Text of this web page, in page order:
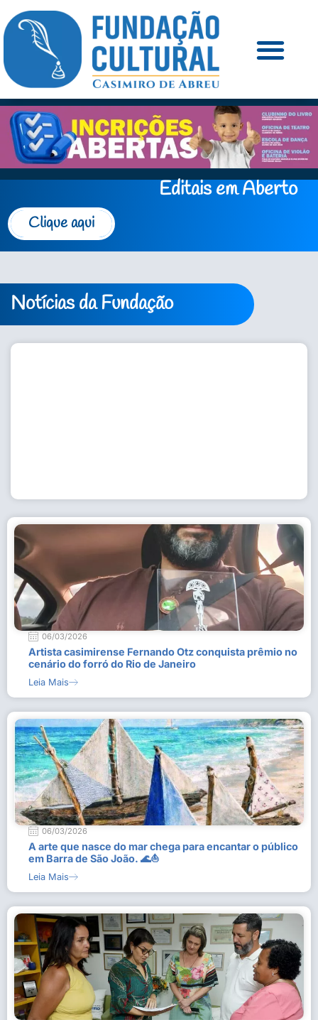
Editais em Aberto
Clique aqui
Notícias da Fundação
06/03/2026
Artista casimirense Fernando Otz conquista prêmio no
cenário do forró do Rio de Janeiro
Leia Mais
06/03/2026
A arte que nasce do mar chega para encantar o público
em Barra de São João. 🌊⛵
Leia Mais